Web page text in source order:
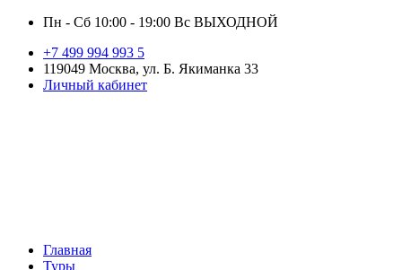
Пн - Сб 10:00 - 19:00 Вс ВЫХОДНОЙ
+7 499 994 993 5
119049 Москва, ул. Б. Якиманка 33
Личный кабинет
Главная
Туры